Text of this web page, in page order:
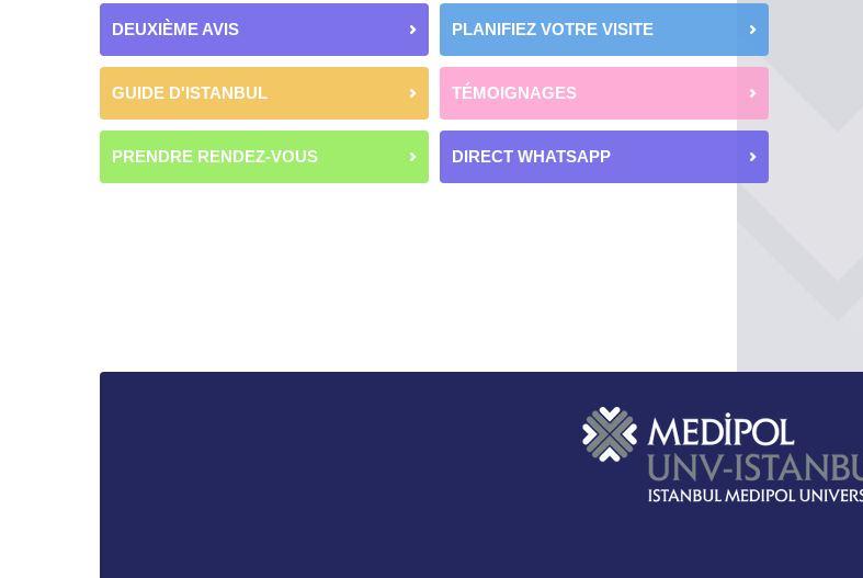
DEUXIÈME AVIS PLANIFIEZ VOTRE VISITE
GUIDE D'ISTANBUL TÉMOIGNAGES
PRENDRE RENDEZ-VOUS DIRECT WHATSAPP